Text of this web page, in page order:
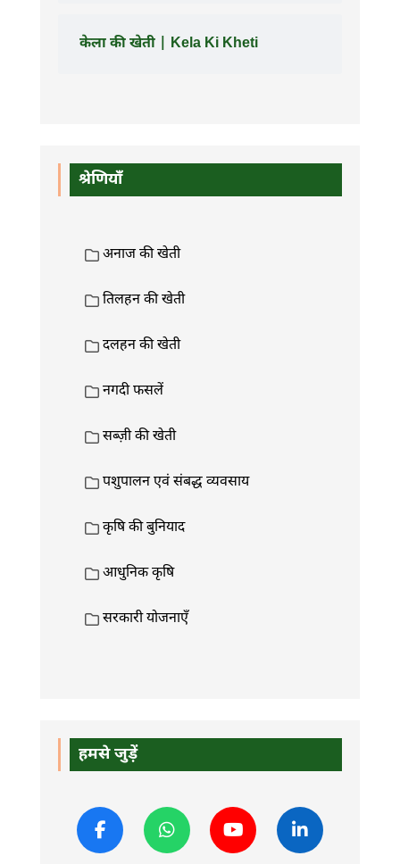
केला की खेती | Kela Ki Kheti
श्रेणियाँ
अनाज की खेती
तिलहन की खेती
दलहन की खेती
नगदी फसलें
सब्ज़ी की खेती
पशुपालन एवं संबद्ध व्यवसाय
कृषि की बुनियाद
आधुनिक कृषि
सरकारी योजनाएँ
हमसे जुड़ें